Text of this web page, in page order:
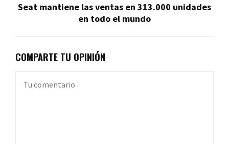
Seat mantiene las ventas en 313.000 unidades
en todo el mundo
COMPARTE TU OPINIÓN